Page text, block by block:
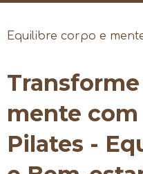
Equilibre corpo e
mente
Pilates -